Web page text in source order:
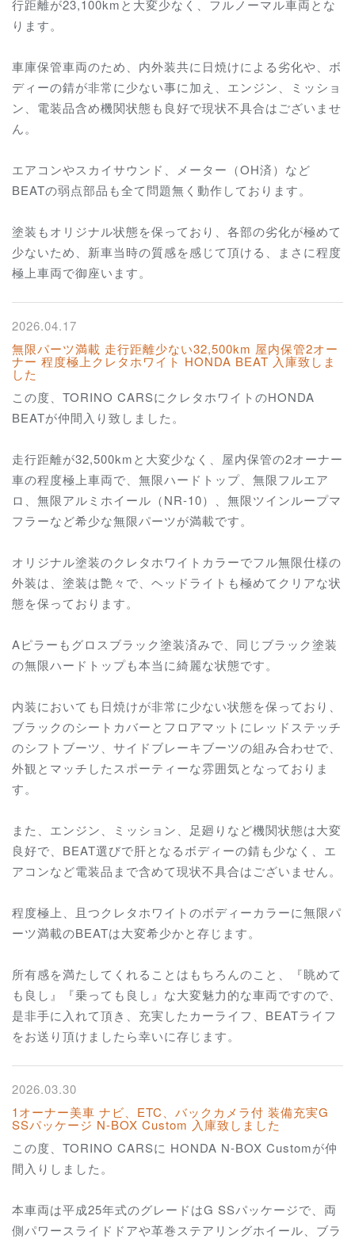
行距離が23,100kmと大変少なく、フルノーマル車両とな
ります。
車庫保管車両のため、内外装共に日焼けによる劣化や、ボ
ディーの錆が非常に少ない事に加え、エンジン、ミッショ
ン、電装品含め機関状態も良好で現状不具合はございませ
ん。
エアコンやスカイサウンド、メーター（OH済）など
BEATの弱点部品も全て問題無く動作しております。
塗装もオリジナル状態を保っており、各部の劣化が極めて
少ないため、新車当時の質感を感じて頂ける、まさに程度
極上車両で御座います。
2026.04.17
無限パーツ満載 走行距離少ない32,500km 屋内保管2オー
ナー 程度極上クレタホワイト HONDA BEAT 入庫致しま
した
この度、TORINO CARSにクレタホワイトのHONDA
BEATが仲間入り致しました。
走行距離が32,500kmと大変少なく、屋内保管の2オーナー
車の程度極上車両で、無限ハードトップ、無限フルエア
ロ、無限アルミホイール（NR-10）、無限ツインループマ
フラーなど希少な無限パーツが満載です。
オリジナル塗装のクレタホワイトカラーでフル無限仕様の
外装は、塗装は艶々で、ヘッドライトも極めてクリアな状
態を保っております。
Aピラーもグロスブラック塗装済みで、同じブラック塗装
の無限ハードトップも本当に綺麗な状態です。
内装においても日焼けが非常に少ない状態を保っており、
ブラックのシートカバーとフロアマットにレッドステッチ
のシフトブーツ、サイドブレーキブーツの組み合わせで、
外観とマッチしたスポーティーな雰囲気となっておりま
す。
また、エンジン、ミッション、足廻りなど機関状態は大変
良好で、BEAT選びで肝となるボディーの錆も少なく、エ
アコンなど電装品まで含めて現状不具合はございません。
程度極上、且つクレタホワイトのボディーカラーに無限パ
ーツ満載のBEATは大変希少かと存じます。
所有感を満たしてくれることはもちろんのこと、『眺めて
も良し』『乗っても良し』な大変魅力的な車両ですので、
是非手に入れて頂き、充実したカーライフ、BEATライフ
をお送り頂けましたら幸いに存じます。
2026.03.30
1オーナー美車 ナビ、ETC、バックカメラ付 装備充実G
SSパッケージ N-BOX Custom 入庫致しました
この度、TORINO CARSに HONDA N-BOX Customが仲
間入りしました。
本車両は平成25年式のグレードはG SSパッケージで、両
側パワースライドドアや革巻ステアリングホイール、ブラ